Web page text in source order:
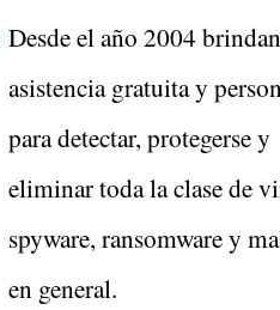
Desde el año 2004 brindan
asistencia gratuita y
para detectar, protegerse y
eliminar toda la clase de
spyware, ransomware y
en general.